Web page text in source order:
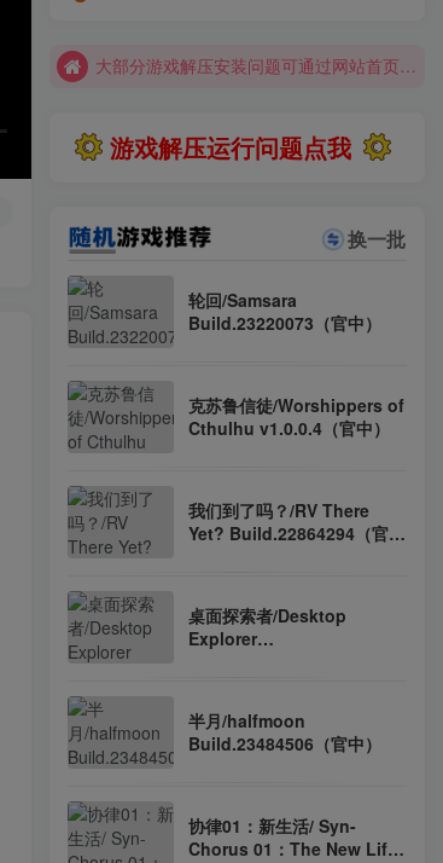
全站资源解压密码：sygu.cc
游戏解压运行问题点我
换一批
轮回/Samsara
Build.23220073（官中）
克苏鲁信徒/Worshippers of
Cthulhu v1.0.0.4（官中）
我们到了吗？/RV There
Yet? Build.22864294（官
桌面探索者/Desktop
Explorer
半月/halfmoon
Build.23484506（官中）
协律01：新生活/ Syn-
Chorus 01：The New Life